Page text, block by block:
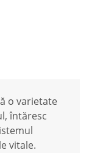
o varietate
întăresc
vitale.